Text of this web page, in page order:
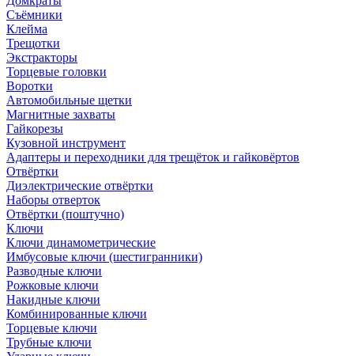
Съёмники
Клейма
Трещотки
Экстракторы
Торцевые головки
Воротки
Автомобильные щетки
Магнитные захваты
Гайкорезы
Кузовной инструмент
Адаптеры и переходники для трещёток и гайковёртов
Отвёртки
Диэлектрические отвёртки
Наборы отверток
Отвёртки (поштучно)
Ключи
Ключи динамометрические
Имбусовые ключи (шестигранники)
Разводные ключи
Рожковые ключи
Накидные ключи
Комбинированные ключи
Торцевые ключи
Трубные ключи